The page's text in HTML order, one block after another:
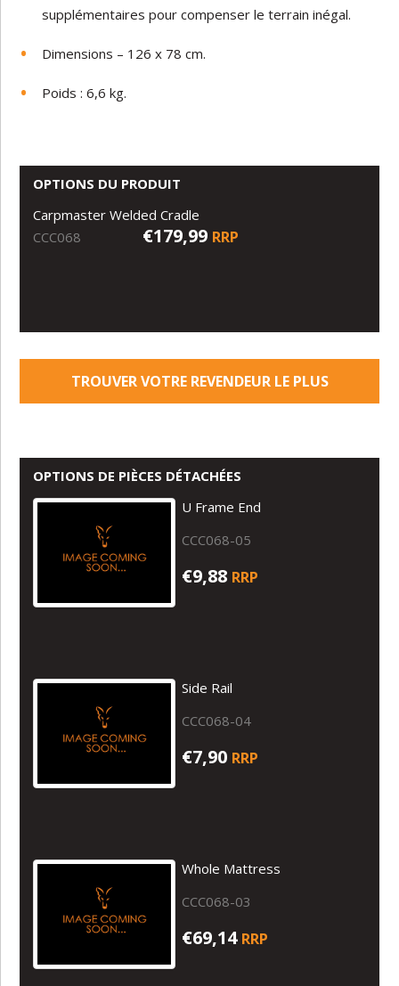
supplémentaires pour compenser le terrain inégal.
Dimensions – 126 x 78 cm.
Poids : 6,6 kg.
OPTIONS DU PRODUIT
Carpmaster Welded Cradle
CCC068
€179,99 RRP
TROUVER VOTRE REVENDEUR LE PLUS
OPTIONS DE PIÈCES DÉTACHÉES
U Frame End
CCC068-05
€9,88 RRP
Side Rail
CCC068-04
€7,90 RRP
Whole Mattress
CCC068-03
€69,14 RRP